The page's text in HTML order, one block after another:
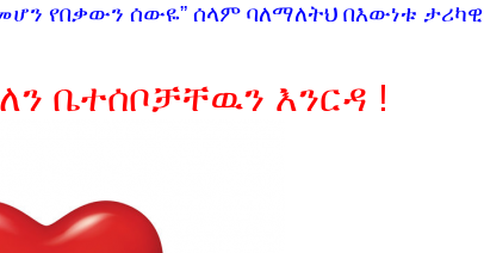
የበቃውን ሰውዬ” ሰላም ባለማለትህ በእውነቱ ታሪካዊ
ቤተሰቦቻቸዉን እንርዳ !